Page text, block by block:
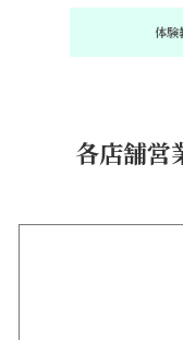
体験
各店舗営